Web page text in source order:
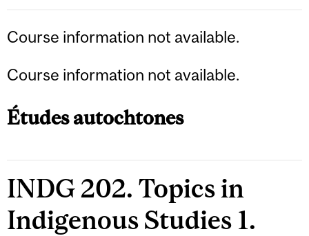
Course information not available.
Course information not available.
Études autochtones
INDG 202. Topics in
Indigenous Studies 1.